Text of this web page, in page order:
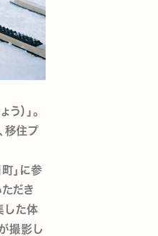
）」。
移住プ
」に参
だき
した体
撮影し